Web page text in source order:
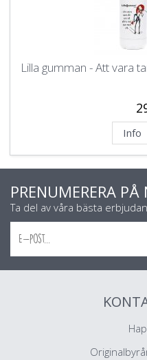
Lilla gumman - Att vara
Info
PRENUMERERA PÅ
Ta del av våra bästa